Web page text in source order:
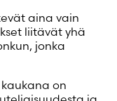
aina vain
liitävät yhä
jonka
on